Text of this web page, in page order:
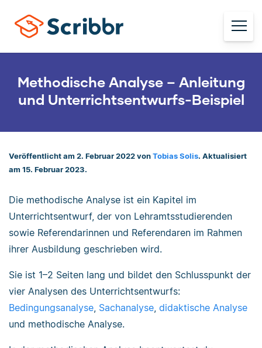
Methodische Analyse – Anleitung
und Unterrichtsentwurfs-Beispiel
Veröffentlicht am 2. Februar 2022 von Tobias Solis. Aktualisiert
am 15. Februar 2023.
Die methodische Analyse ist ein Kapitel im
Unterrichtsentwurf, der von Lehramtsstudierenden
sowie Referendarinnen und Referendaren im Rahmen
ihrer Ausbildung geschrieben wird.
Sie ist 1–2 Seiten lang und bildet den Schlusspunkt der
vier Analysen des Unterrichtsentwurfs:
Bedingungsanalyse Sachanalyse didaktische Analyse
und methodische Analyse.